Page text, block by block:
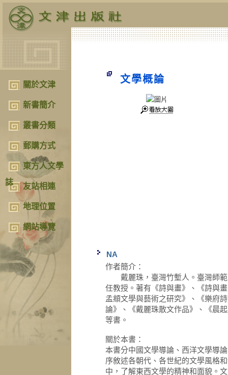
關於文津
新書簡介
叢書分類
郵購方式
東方人文學
誌
友站相連
地理位置
網站導覽
文學概論
NA
作者簡介：
戴麗珠，臺灣竹塹人。臺灣師範
任教授。著有《詩與畫》、《詩與
孟頫文學與藝術之研究》、《樂府
論》、《戴麗珠散文作品》、《晨
等書。
關於本書：
本書分中國文學導論、西洋文學導
序敘述各朝代、各世紀的文學風格
中，了解東西文學的精神和面貌。